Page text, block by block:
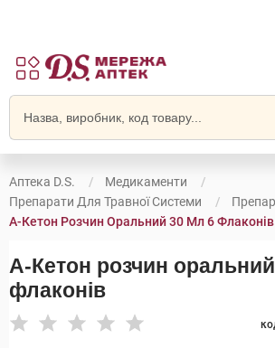
Аптека D.S.
Медикаменти
Препарати Для Травної Системи
А-Кетон Розчин Оральний 30 Мл 6 Флаконів
А-Кетон розчин
флаконів